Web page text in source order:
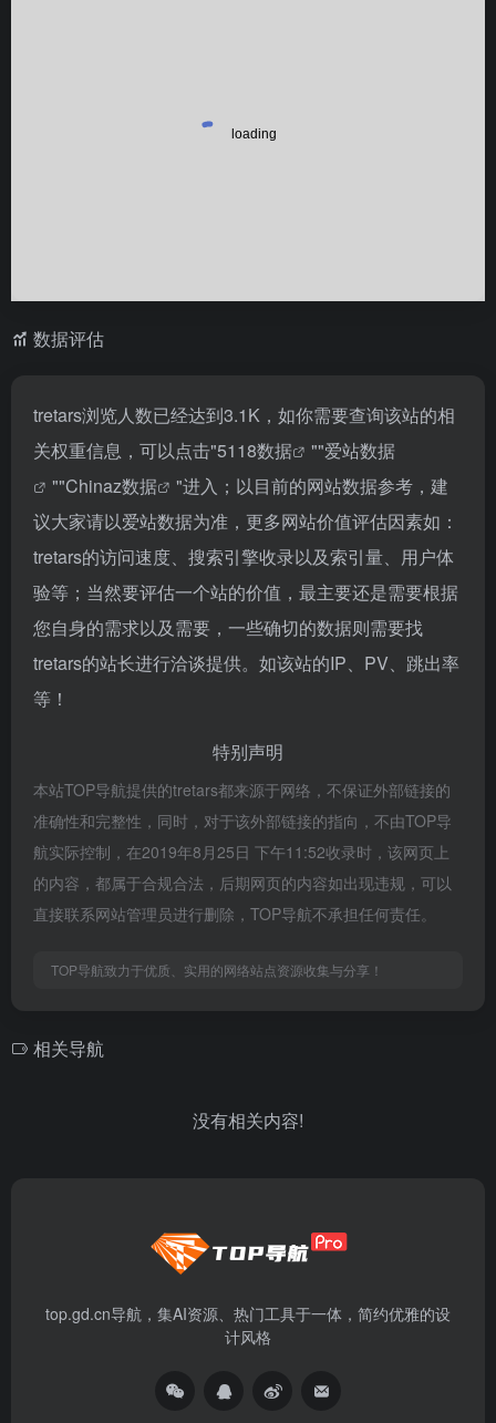
数据评估
tretars浏览人数已经达到3.1K，如你需要查询该站的相
关权重信息，可以点击"5118数据 ""爱站数据
""Chinaz数据
"进入；以目前的网站数据参考，建
议大家请以爱站数据为准，更多网站价值评估因素如：
tretars的访问速度、搜索引擎收录以及索引量、用户体
验等；当然要评估一个站的价值，最主要还是需要根据
您自身的需求以及需要，一些确切的数据则需要找
tretars的站长进行洽谈提供。如该站的IP、PV、跳出率
等！
特别声明
本站TOP导航提供的tretars都来源于网络，不保证外部链接的
准确性和完整性，同时，对于该外部链接的指向，不由TOP导
航实际控制，在2019年8月25日 下午11:52收录时，该网页上
的内容，都属于合规合法，后期网页的内容如出现违规，可以
直接联系网站管理员进行删除，TOP导航不承担任何责任。
TOP导航致力于优质、实用的网络站点资源收集与分享！
相关导航
没有相关内容!
top.gd.cn导航，集AI资源、热门工具于一体，简约优雅的设
计风格